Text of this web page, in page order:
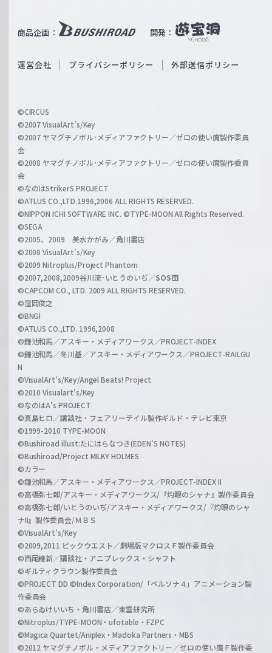
ß
c
a
r
z
商品企画： 開発：
b
O
i
l
h
a
n
l
運営会社 プライバシーポリシー 外部送信ポリシー
©CIRCUS
©2007 VisualArt's/Key
©2007 ヤマグチノボル･メディアファクトリー／ゼロの使い魔製作委員
会
©2008 ヤマグチノボル･メディアファクトリー／ゼロの使い魔製作委員
会
©なのはStrikerS PROJECT
©ATLUS CO.,LTD.1996,2006 ALL RIGHTS RESERVED.
©NIPPON ICHI SOFTWARE INC. ©TYPE-MOON All Rights Reserved.
©SEGA
©2005、2009 美水かがみ／角川書店
©2008 VisualArt's/Key
©2009 Nitroplus/Project Phantom
©2007,2008,2009谷川流･いとうのいぢ／SOS団
©CAPCOM CO., LTD. 2009 ALL RIGHTS RESERVED.
©窪岡俊之
©BNGI
©ATLUS CO.,LTD. 1996,2008
©鎌池和馬／アスキー・メディアワークス／PROJECT-INDEX
©鎌池和馬／冬川基／アスキー・メディアワークス／PROJECT-RAILGU
N
©VisualArt's/Key/Angel Beats! Project
©2010 Visualart's/Key
©なのはA's PROJECT
©真島ヒロ／講談社・フェアリーテイル製作ギルド・テレビ東京
©1999-2010 TYPE-MOON
©Bushiroad illust:たにはらなつき(EDEN'S NOTES)
©Bushiroad/Project MILKY HOLMES
©カラー
©鎌池和馬／アスキー・メディアワークス／PROJECT-INDEX II
©高橋弥七郎/アスキー・メディアワークス/『灼眼のシャナ』製作委員会
©高橋弥七郎/いとうのいぢ/アスキー・メディアワークス/『灼眼のシャ
ナII』製作委員会/ＭＢＳ
©VisualArt's/Key
©2009,2011 ビックウエスト／劇場版マクロスＦ製作委員会
©西尾維新／講談社・アニプレックス・シャフト
©ギルティクラウン製作委員会
©PROJECT DD ©Index Corporation/「ペルソナ４」アニメーション製
作委員会
©あらゐけいいち・角川書店／東雲研究所
©Nitroplus/TYPE-MOON・ufotable・FZPC
©Magica Quartet/Aniplex・Madoka Partners・MBS
©2012 ヤマグチノボル・メディアファクトリー／ゼロの使い魔Ｆ製作委